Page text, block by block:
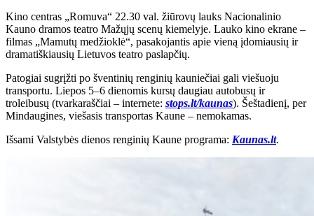
Kino centras „Romuva“ 22.30 val. žiūrovų lauks Nacionalinio
Kauno dramos teatro Mažųjų scenų kiemelyje. Lauko kino ekrane –
filmas „Mamutų medžioklė“, pasakojantis apie vieną įdomiausių ir
dramatiškiausių Lietuvos teatro paslapčių.
Patogiai sugrįžti po šventinių renginių kauniečiai gali viešuoju
transportu. Liepos 5–6 dienomis kursų daugiau autobusų ir
troleibusų (tvarkaraščiai – internete: stops.lt/kaunas). Šeštadienį, per
Mindaugines, viešasis transportas Kaune – nemokamas.
Išsami Valstybės dienos renginių Kaune programa: Kaunas.lt.